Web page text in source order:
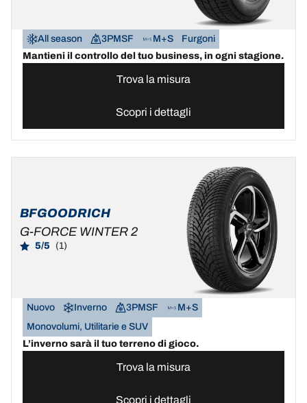
All season 3PMSF M+S
Furgoni
Mantieni il controllo del tuo business, in ogni stagione.
Trova la misura
Scopri i dettagli
BFGOODRICH
G-FORCE WINTER 2
5/5 (1)
Nuovo Inverno 3PMSF
M+S
Monovolumi, Utilitarie e SUV
L’inverno sarà il tuo terreno di gioco.
Trova la misura
Scopri i dettagli